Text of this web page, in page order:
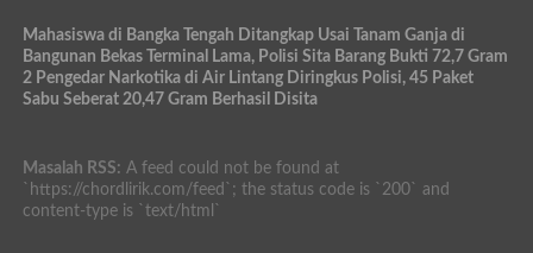
Mahasiswa di Bangka Tengah Ditangkap Usai Tanam Ganja di
Bangunan Bekas Terminal Lama, Polisi Sita Barang Bukti 72,7 Gram
2 Pengedar Narkotika di Air Lintang Diringkus Polisi, 45 Paket
Sabu Seberat 20,47 Gram Berhasil Disita
Masalah RSS: A feed could not be found at
`https://chordlirik.com/feed`; the status code is `200` and
content-type is `text/html`